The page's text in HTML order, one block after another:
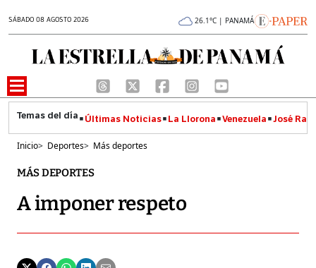
SÁBADO 08 AGOSTO 2026 26.1°C | PANAMÁ
Últimas Noticias La Llorona Venezuela José
Inicio> Deportes> Más deportes
MÁS DEPORTES
A imponer respeto